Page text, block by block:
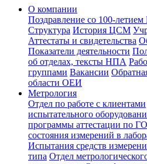
О компании
Поздравление со 100-летием
Структура История ЦСМ
Аттестаты и свидетельства
Показатели деятельности
об отделах, тексты НПА
группами Вакансии
области ОЕИ
Метрология
Отдел по работе с клиентами
испытательного
программы аттестации по
состояния измерений в
Испытания средств
типа Отдел